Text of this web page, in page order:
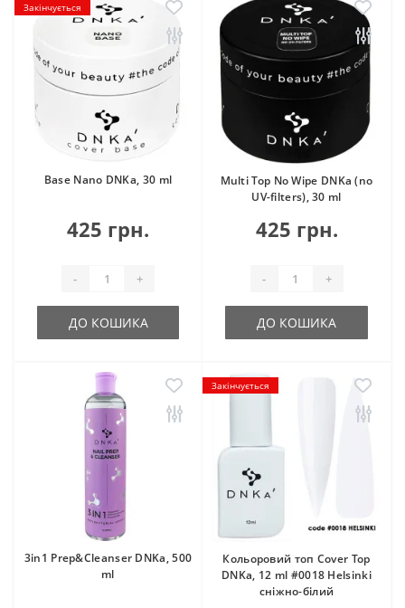
Закінчується
Base Nano DNKa, 30 ml
425 грн.
- +
ДО КОШИКА
Multi Top No Wipe DNKa (no
UV-filters), 30 ml
425 грн.
- +
ДО КОШИКА
3in1 Prep&Cleanser DNKa, 500
ml
Закінчується
Кольоровий топ Cover Top
DNKa, 12 ml #0018 Helsinki
сніжно-білий